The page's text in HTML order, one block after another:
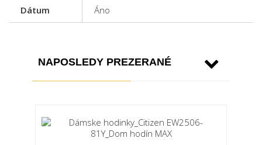
Dátum Áno
NAPOSLEDY PREZERANÉ